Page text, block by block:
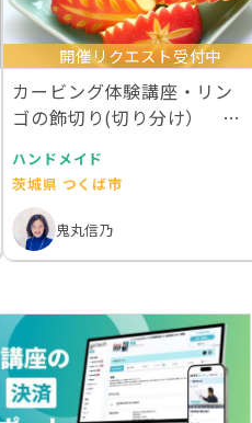
開催リクエスト受付中
カービング体験講座・リン
ゴの飾切り(切り分け） 初
ハンドメイド
茨城県 つくば市
鬼丸信乃